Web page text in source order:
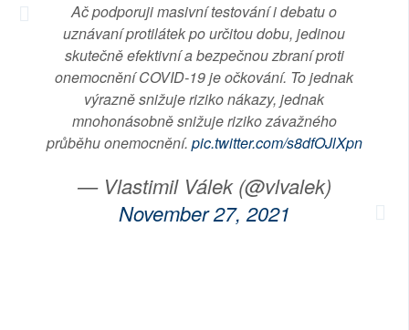
Ač podporuji masivní testování i debatu o
uznávaní protilátek po určitou dobu, jedinou
skutečně efektivní a bezpečnou zbraní proti
onemocnění COVID-19 je očkování. To jednak
výrazně snižuje riziko nákazy, jednak
mnohonásobně snižuje riziko závažného
průběhu onemocnění. pic.twitter.com/s8dfOJlXpn
— Vlastimil Válek (@vlvalek)
November 27, 2021